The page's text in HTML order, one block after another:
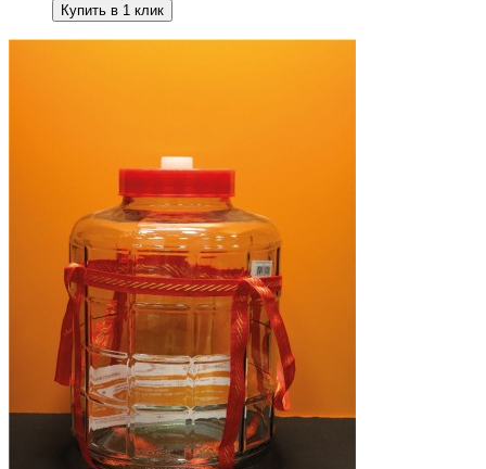
Купить в 1 клик